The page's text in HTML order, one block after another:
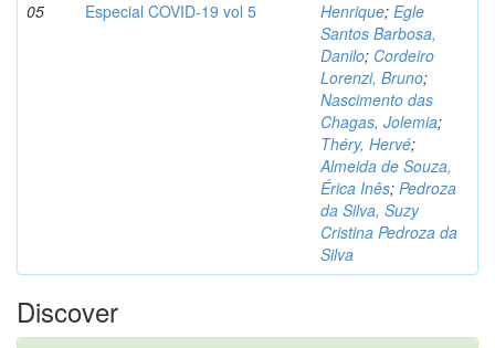
05 Especial COVID-19 vol 5 Henrique; Egle
Santos Barbosa,
Danilo; Cordeiro
Lorenzi, Bruno;
Nascimento das
Chagas, Jolemia;
Théry, Hervé;
Almeida de Souza,
Érica Inês; Pedroza
da Silva, Suzy
Cristina Pedroza da
Silva
Discover